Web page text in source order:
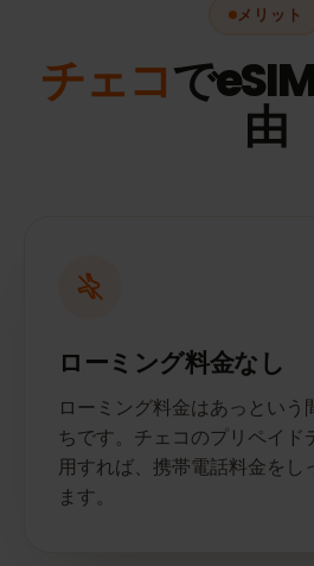
メリット
チェコで
由
ローミング料金なし
ローミング料金はあっという
ちです。チェコのプリペイド
用すれば、携帯電話料金をし
ます。